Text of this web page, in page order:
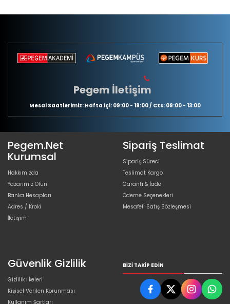
Pegem İletişim
Mesai Saatlerimiz: Hafta içi: 09:00 - 18:00 / Cts: 09:00 - 13:00
Pegem.Net
Kurumsal
Hakkımızda
Yazarımız Olun
Banka Hesapları
Adres / Kroki
İletişim
Sipariş Teslimat
Sipariş Süreci
Teslimat Kargo
Garanti & İade
Ödeme Seçenekleri
Mesafeli Satış Sözleşmesi
Güvenlik Gizlilik
Gizlilik İlkeleri
Kişisel Verilen Korunması
Kullanım Şartları
BIZI TAKIP EDIN